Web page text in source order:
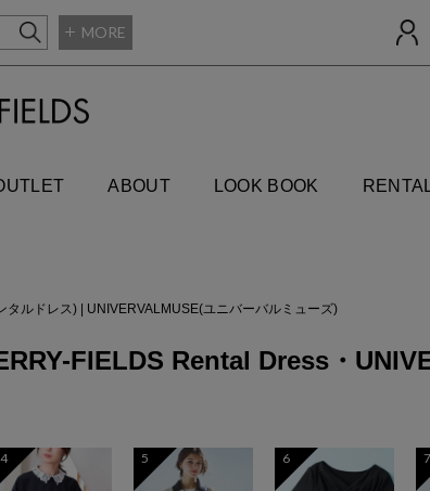
MORE
ABOUT LOOK BOOK
タルドレス) UNIVERVALMUSE(ユニバーバルミューズ)
FIELDS Rental Dress・
4 5 6 7